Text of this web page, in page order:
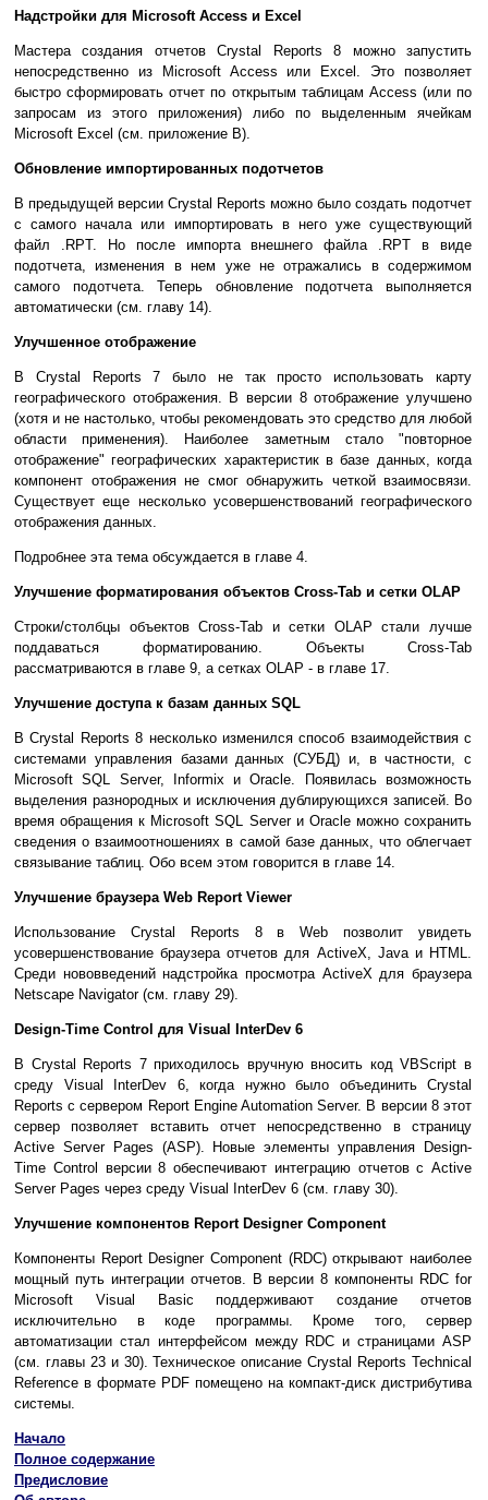
Надстройки для Microsoft Access и Excel
Мастера создания отчетов Crystal Reports 8 можно запустить
непосредственно из Microsoft Access или Excel. Это позволяет
быстро сформировать отчет по открытым таблицам Access (или по
запросам из этого приложения) либо по выделенным ячейкам
Microsoft Excel (см. приложение В).
Обновление импортированных подотчетов
В предыдущей версии Crystal Reports можно было создать подотчет
с самого начала или импортировать в него уже существующий
файл .RPT. Но после импорта внешнего файла .RPT в виде
подотчета, изменения в нем уже не отражались в содержимом
самого подотчета. Теперь обновление подотчета выполняется
автоматически (см. главу 14).
Улучшенное отображение
В Crystal Reports 7 было не так просто использовать карту
географического отображения. В версии 8 отображение улучшено
(хотя и не настолько, чтобы рекомендовать это средство для любой
области применения). Наиболее заметным стало "повторное
отображение" географических характеристик в базе данных, когда
компонент отображения не смог обнаружить четкой взаимосвязи.
Существует еще несколько усовершенствований географического
отображения данных.
Подробнее эта тема обсуждается в главе 4.
Улучшение форматирования объектов Cross-Tab и сетки OLAP
Строки/столбцы объектов Cross-Tab и сетки OLAP стали лучше
поддаваться форматированию. Объекты Cross-Tab
рассматриваются в главе 9, а сетках OLAP - в главе 17.
Улучшение доступа к базам данных SQL
В Crystal Reports 8 несколько изменился способ взаимодействия с
системами управления базами данных (СУБД) и, в частности, с
Microsoft SQL Server, Informix и Oracle. Появилась возможность
выделения разнородных и исключения дублирующихся записей. Во
время обращения к Microsoft SQL Server и Oracle можно сохранить
сведения о взаимоотношениях в самой базе данных, что облегчает
связывание таблиц. Обо всем этом говорится в главе 14.
Улучшение браузера Web Report Viewer
Использование Crystal Reports 8 в Web позволит увидеть
усовершенствование браузера отчетов для ActiveX, Java и HTML.
Среди нововведений надстройка просмотра ActiveX для браузера
Netscape Navigator (см. главу 29).
Design-Time Control для Visual InterDev 6
В Crystal Reports 7 приходилось вручную вносить код VBScript в
среду Visual InterDev 6, когда нужно было объединить Crystal
Reports с сервером Report Engine Automation Server. В версии 8 этот
сервер позволяет вставить отчет непосредственно в страницу
Active Server Pages (ASP). Новые элементы управления Design-
Time Control версии 8 обеспечивают интеграцию отчетов с Active
Server Pages через среду Visual InterDev 6 (см. главу 30).
Улучшение компонентов Report Designer Component
Компоненты Report Designer Component (RDC) открывают наиболее
мощный путь интеграции отчетов. В версии 8 компоненты RDC for
Microsoft Visual Basic поддерживают создание отчетов
исключительно в коде программы. Кроме того, сервер
автоматизации стал интерфейсом между RDC и страницами ASP
(см. главы 23 и 30). Техническое описание Crystal Reports Technical
Reference в формате PDF помещено на компакт-диск дистрибутива
системы.
Начало
Полное содержание
Предисловие